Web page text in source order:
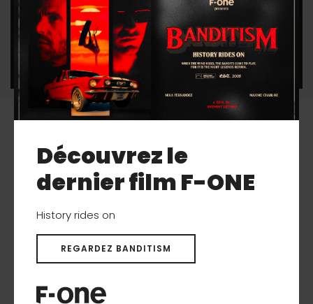
nouvelle taille 9’6 pour offrir la gamme la plus
complète de l’industrie.
Produits associés
Découvrez le
dernier film F-ONE
History rides on
REGARDEZ BANDITISM